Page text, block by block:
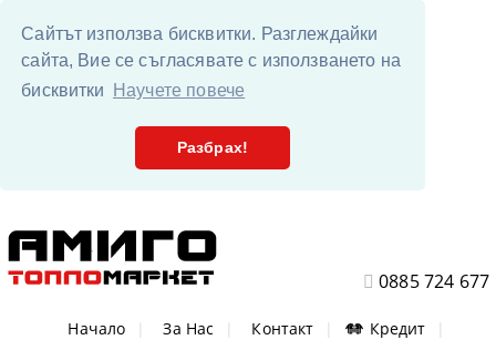
Сайтът използва бисквитки. Разглеждайки
сайта, Вие се съгласявате с използването на
бисквитки
Научете повече
Разбрах!
0885 724 677
Начало За Нас Контакт Кредит